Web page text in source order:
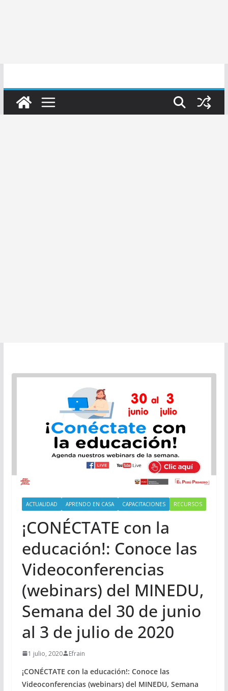
ACTUALIDAD APRENDO EN CASA CAPACITACIONES RECURSOS
¡CONÉCTATE con la
educación!: Conoce las
Videoconferencias
(webinars) del MINEDU,
Semana del 30 de junio
al 3 de julio de 2020
1 julio, 2020 Efrain
¡CONÉCTATE con la educación!: Conoce las
Videoconferencias (webinars) del MINEDU, Semana